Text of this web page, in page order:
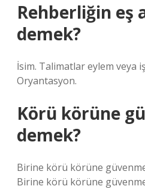
Rehberliğin eş
demek?
İsim. Talimatlar eylem veya
Oryantasyon.
Körü körüne
demek?
Birine körü körüne
Birine körü körüne